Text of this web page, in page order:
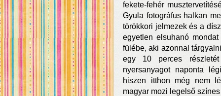
fekete-fehér
Gyula fotográfus halkan
törökkori jelmezek és a
egyetlen elsuhanó
fülébe, aki azonnal
egy 10 perces
nyersanyagot naponta
hiszen itthon még nem
magyar mozi legelső